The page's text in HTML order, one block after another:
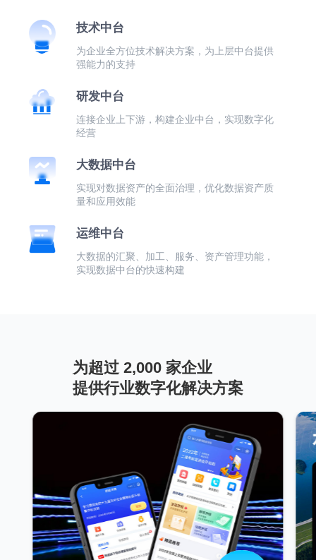
技术中台
为企业全方位技术解决方案，为上层中台提供
强能力的支持
研发中台
连接企业上下游，构建企业中台，实现数字化
经营
大数据中台
实现对数据资产的全面治理，优化数据资产质
量和应用效能
运维中台
大数据的汇聚、加工、服务、资产管理功能，
实现数据中台的快速构建
为超过 2,000 家企业
提供行业数字化解决方案